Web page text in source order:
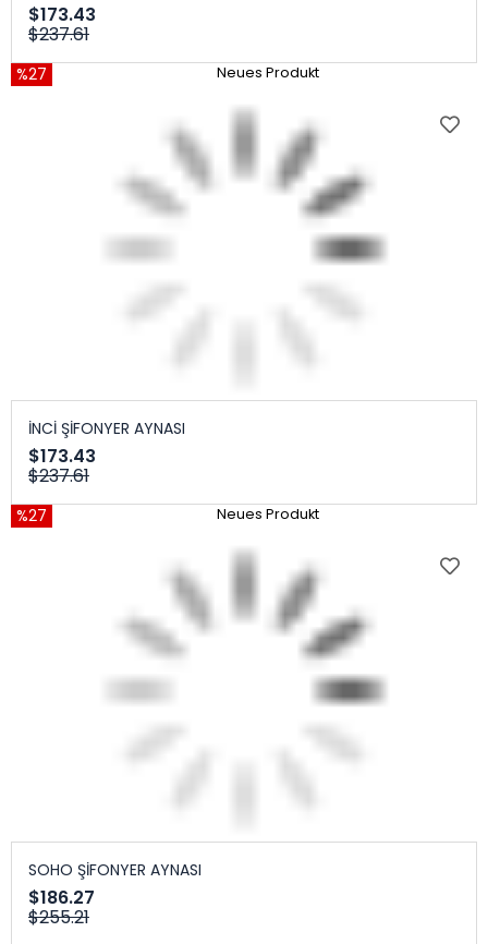
$173.43
$237.61
%27 Neues Produkt
İNCİ ŞİFONYER AYNASI
$173.43
$237.61
%27 Neues Produkt
SOHO ŞİFONYER AYNASI
$186.27
$255.21